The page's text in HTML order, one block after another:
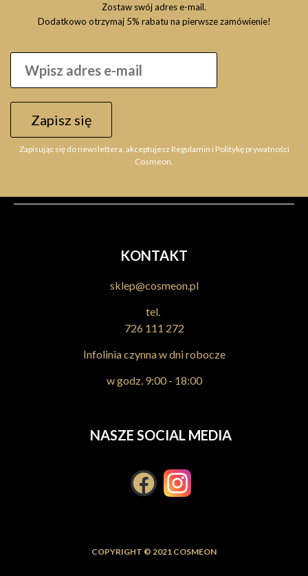
Zostaw swój adres e-mail.
Dodatkowo otrzymaj 5% rabatu na pierwsze zamówienie!
Zapisz się
Zapisując się do newslettera, akceptujesz Regulamin i Politykę prywatności
Cosmeon.
KONTAKT
sklep@cosmeon.pl
tel.
726 111 272
Infolinia czynna w dni robocze
w godz. 9:00 - 18:00
NASZE SOCIAL MEDIA
COPYRIGHT © 2021 COSMEON